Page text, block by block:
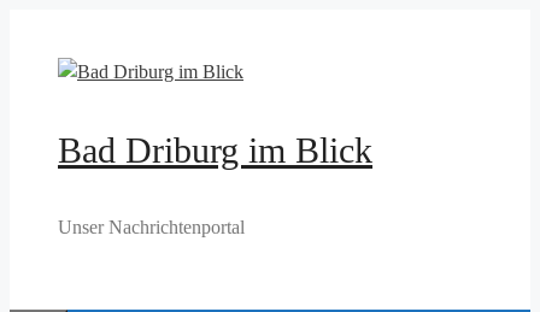
springen
Bad Driburg im Blick
Unser Nachrichtenportal